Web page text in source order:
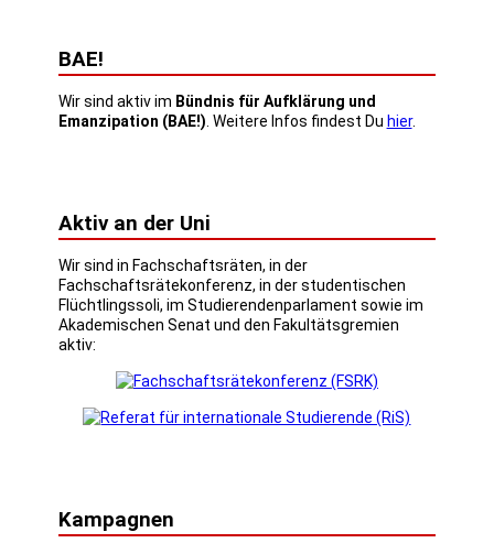
BAE!
Wir sind aktiv im Bündnis für Aufklärung und
Emanzipation (BAE!) . Weitere Infos findest Du hier.
Aktiv an der Uni
Wir sind in Fachschaftsräten, in der
Fachschaftsrätekonferenz, in der studentischen
Flüchtlingssoli, im Studierendenparlament sowie im
Akademischen Senat und den Fakultätsgremien
aktiv:
Kampagnen